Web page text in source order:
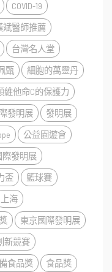
COVID-19
斌醫師推薦
台灣名人堂
甄 細胞的萬靈丹
維他命C的保護力
發明展 發明展
公益園遊會
際發明展
盃 籃球賽
上海
東京國際發明展
新競賽
食品獎 食品獎